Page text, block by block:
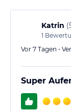
Katrin (
1
Vor 7 Tagen •
Super